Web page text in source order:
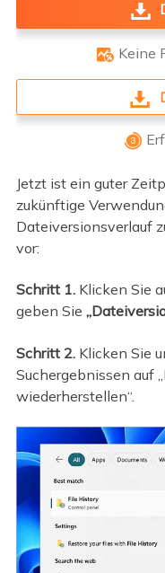
 Keine

Jetzt ist ein guter
zukünftige
Dateiversionsverlauf
vor:
Schritt 1.Klicken Sie
geben Sie
Schritt 2.Klicken Sie
Suchergebnissen auf
wiederherstellen“.